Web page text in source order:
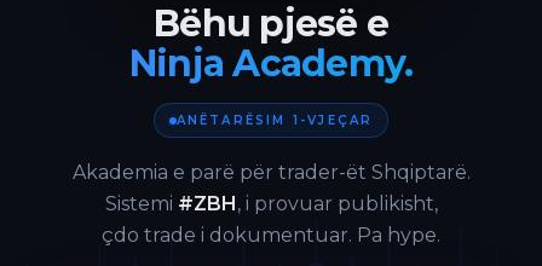
Bëhu pjesë e
Ninja Academy.
ANËTARËSIM 1-VJEÇAR
Akademia e parë për trader-ët Shqiptarë.
Sistemi #ZBH, i provuar publikisht,
çdo trade i dokumentuar. Pa hype.